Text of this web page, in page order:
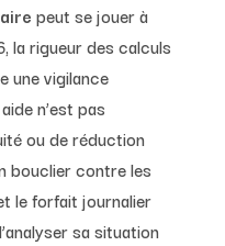
peut se jouer à
la rigueur des calculs
une vigilance
n’est pas
ou de réduction
bouclier contre les
le forfait journalier
sa situation